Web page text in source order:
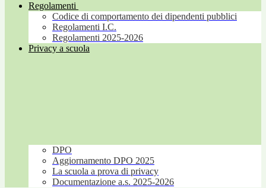
Regolamenti
Codice di comportamento dei dipendenti pubblici
Regolamenti I.C.
Regolamenti 2025-2026
Privacy a scuola
DPO
Aggiornamento DPO 2025
La scuola a prova di privacy
Documentazione a.s. 2025-2026